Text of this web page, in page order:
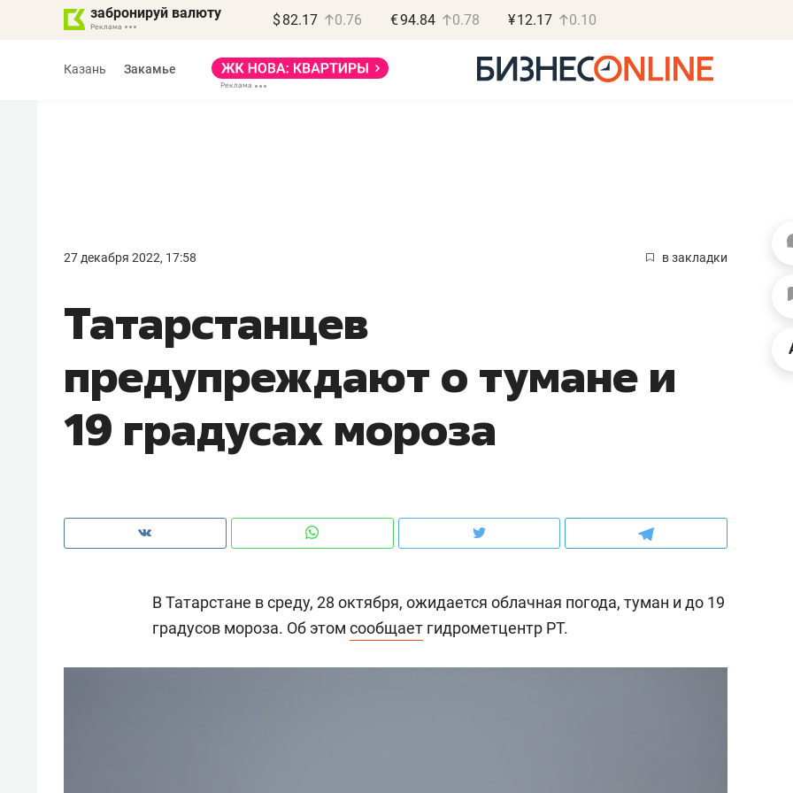
забронируй валюту $ 82.17 0.76 €94.84 0.78 ¥12.17 0.10
Казань Закамье
27 декабря 2022, 17:58 в закладки
Татарстанцев
предупреждают о тумане и
19 градусах мороза
В Татарстане в среду, 28 октября, ожидается облачная погода, туман и до 19
градусов мороза. Об этом сообщает гидрометцентр РТ.
«Не зная
потерять
Как бизнесу выйти на